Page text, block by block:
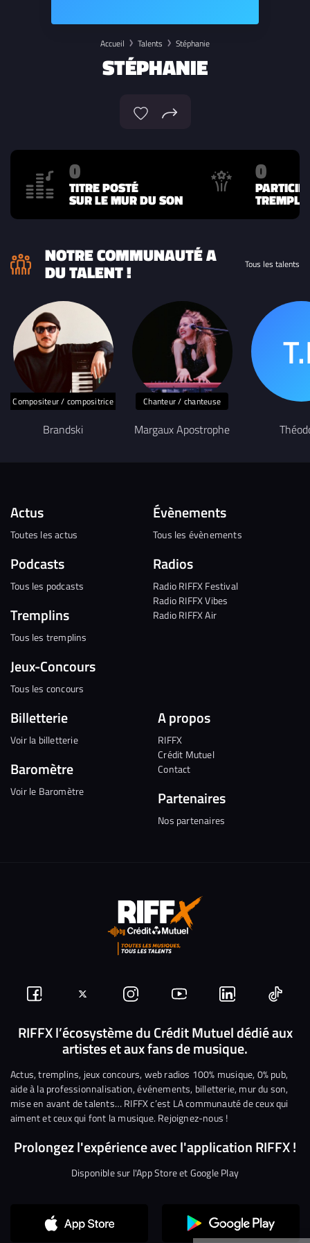
Continuer sans accepter
Accueil Talents Stéphanie
STÉPHANIE
0
TITRE POSTÉ
SUR LE MUR DU SON
0
NOTRE COMMUNAUTÉ A
DU TALENT ! Tous les talents
Compositeur / compositrice
Brandski
Chanteur / chanteuse
Margaux Apostrophe
Actus
Toutes les actus
Podcasts
Tous les podcasts
Tremplins
Tous les tremplins
Jeux-Concours
Tous les concours
Évènements
Tous les évènements
Radios
Radio RIFFX Festival
Radio RIFFX Vibes
Radio RIFFX Air
Billetterie
Voir la billetterie
Baromètre
Voir le Baromètre
A propos
RIFFX
Crédit Mutuel
Contact
Partenaires
Nos partenaires
Suivez-
nous
Facebook
Suivez-
nous
sur
Twitter
Nous
rejoindre
sur
Instagram
Nous
rejoindre
sur
YouTube
Nous
rejoindre
sur
Linkedin
Nous
RIFFX l’écosystème du Crédit Mutuel dédié aux
artistes et aux fans de musique.
Actus, tremplins, jeux concours, web radios 100% musique, 0% pub,
aide à la professionnalisation, événements, billetterie, mur du son,
mise en avant de talents… RIFFX c’est LA communauté de ceux qui
aiment et ceux qui font la musique. Rejoignez-nous !
Prolongez l'expérience avec l'application RIFFX !
Disponible sur l'App Store et Google Play